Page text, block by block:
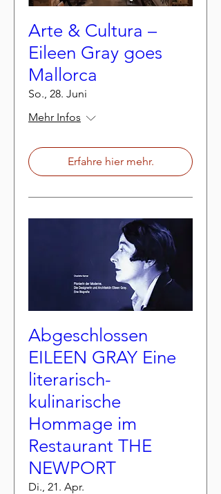
Arte & Cultura –
Eileen Gray goes
Mallorca
So., 28. Juni
Mehr Infos
Erfahre hier mehr.
Abgeschlossen
EILEEN GRAY Eine
literarisch-
kulinarische
Hommage im
Restaurant THE
NEWPORT
Di., 21. Apr.